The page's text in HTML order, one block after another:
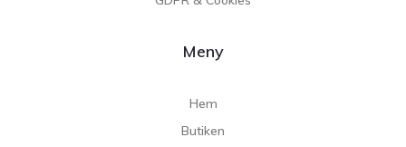
Meny
Hem
Butiken